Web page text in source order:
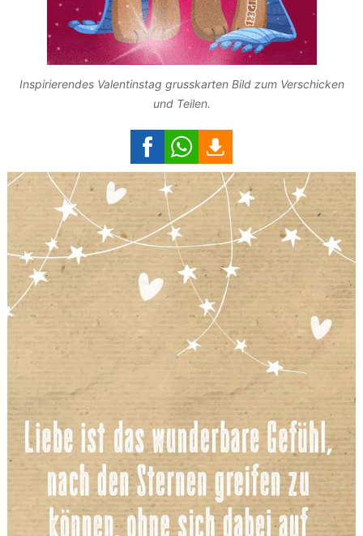
Inspirierendes Valentinstag grusskarten Bild zum Verschicken
und Teilen.